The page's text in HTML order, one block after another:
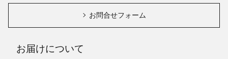
お問合せフォーム
お届けについて